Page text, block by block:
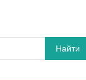
Найти